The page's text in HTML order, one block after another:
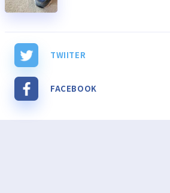
TWIITER
FACEBOOK